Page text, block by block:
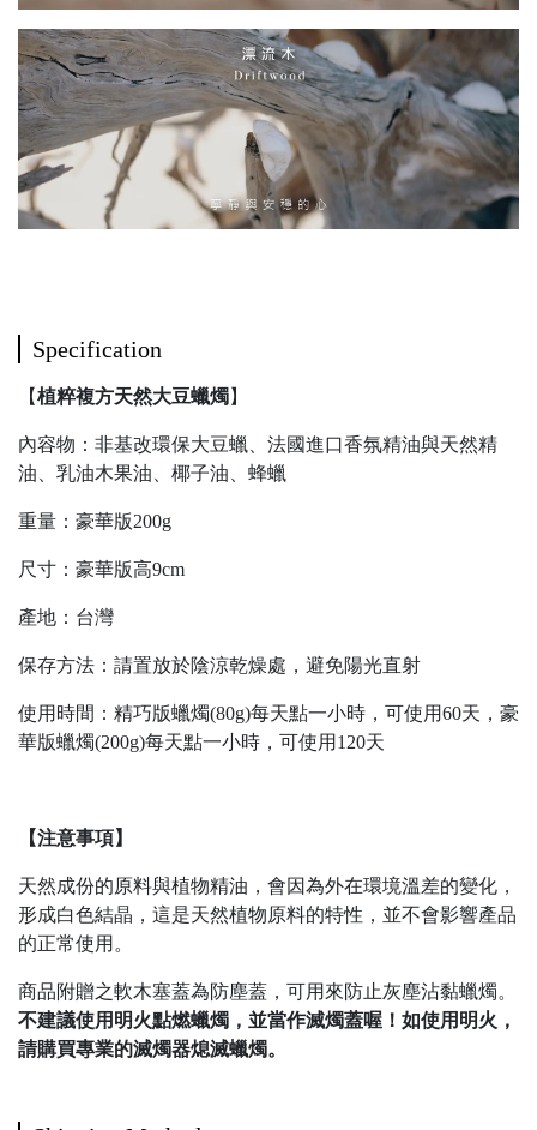
Specification
【植粹複方天然大豆蠟燭】
內容物：非基改環保大豆蠟、法國進口香氛精油與天然精
油、乳油木果油、椰子油、蜂蠟
重量：豪華版200g
尺寸：豪華版高9cm
產地：台灣
保存方法：請置放於陰涼乾燥處，避免陽光直射
使用時間：精巧版蠟燭(80g)每天點一小時，可使用60天，豪
華版蠟燭(200g)每天點一小時，可使用120天
【注意事項】
天然成份的原料與植物精油，會因為外在環境溫差的變化，
形成白色結晶，這是天然植物原料的特性，並不會影響產品
的正常使用。
商品附贈之軟木塞蓋為防塵蓋，可用來防止灰塵沾黏蠟燭。
不建議使用明火點燃蠟燭，並當作滅燭蓋喔！如使用明火，
請購買專業的滅燭器熄滅蠟燭。